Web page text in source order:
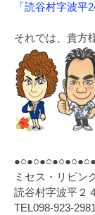
「読谷村字波平
それでは、貴方
ミセス・リビン
読谷村字波平２
TEL098-923-2981